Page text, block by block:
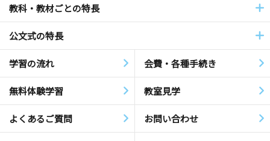
教科・教材ごとの特長
公文式の特長
学習の流れ 会費・各種手続き
無料体験学習 教室見学
よくあるご質問 お問い合わせ